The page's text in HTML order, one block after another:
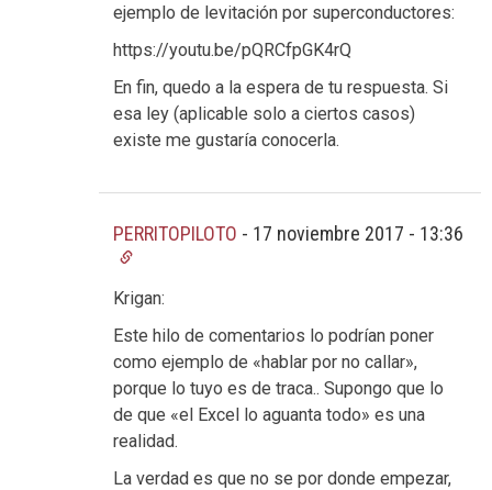
ejemplo de levitación por superconductores:
https://youtu.be/pQRCfpGK4rQ
En fin, quedo a la espera de tu respuesta. Si
esa ley (aplicable solo a ciertos casos)
existe me gustaría conocerla.
PERRITOPILOTO - 17 noviembre 2017 - 13:36
Krigan:
Este hilo de comentarios lo podrían poner
como ejemplo de «hablar por no callar»,
porque lo tuyo es de traca.. Supongo que lo
de que «el Excel lo aguanta todo» es una
realidad.
La verdad es que no se por donde empezar,